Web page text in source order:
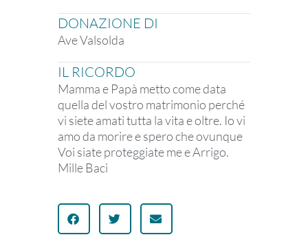
DONAZIONE DI
Ave Valsolda
IL RICORDO
Mamma e Papà metto come data
quella del vostro matrimonio perché
vi siete amati tutta la vita e oltre. Io vi
amo da morire e spero che ovunque
Voi siate proteggiate me e Arrigo.
Mille Baci